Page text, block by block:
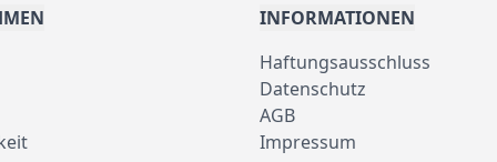
INFORMATIONEN
Haftungsausschluss
Datenschutz
AGB
Impressum